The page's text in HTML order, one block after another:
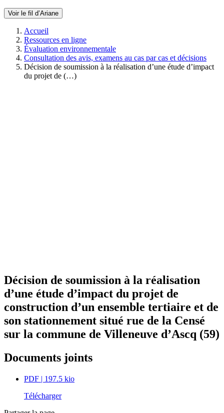
Voir le fil d’Ariane
Accueil
Ressources en ligne
Évaluation environnementale
Consultation des avis, examens au cas par cas et décisions
Décision de soumission à la réalisation d’une étude d’impact
du projet de (…)
Décision de soumission à la réalisation
d’une étude d’impact du projet de
construction d’un ensemble tertiaire et de
son stationnement situé rue de la Censé
sur la commune de Villeneuve d’Ascq (59)
Documents joints
PDF | 197.5 kio
Télécharger